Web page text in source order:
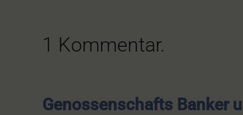
1 Kommentar.
Genossenschafts Banker